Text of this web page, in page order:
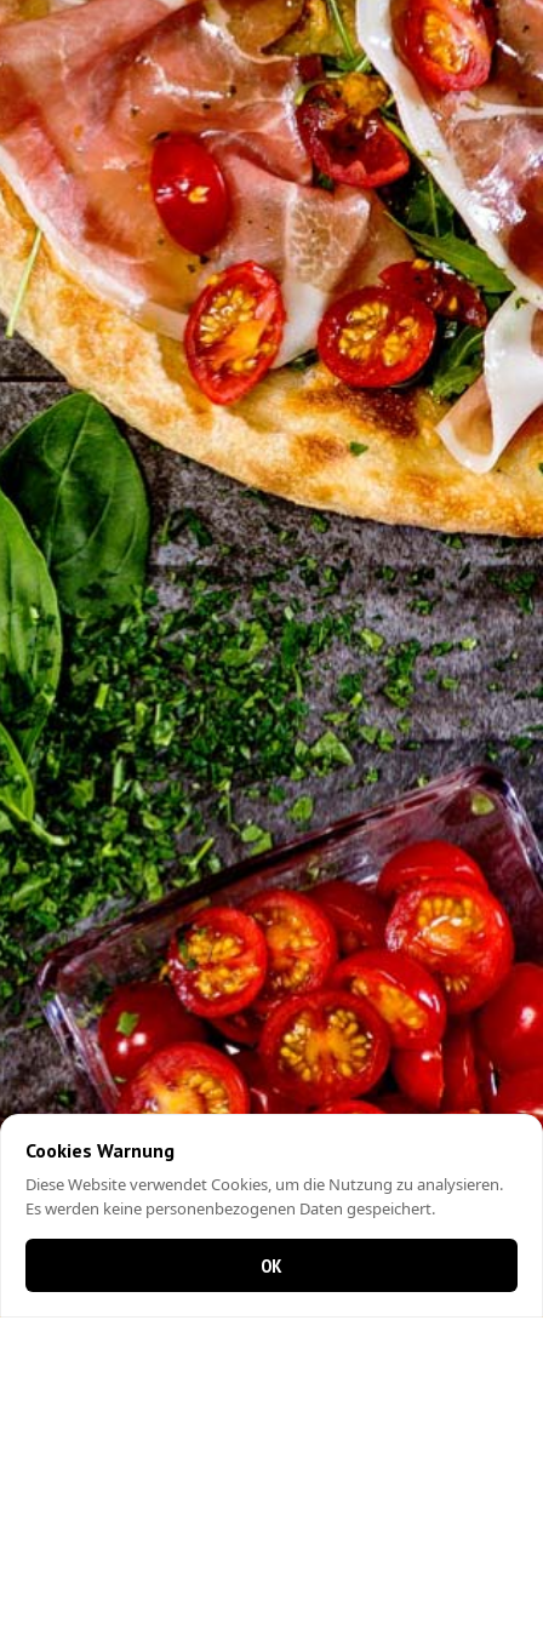
Cookies Warnung
Diese Website verwendet Cookies, um die Nutzung zu analysieren.
Es werden keine personenbezogenen Daten gespeichert.
OK